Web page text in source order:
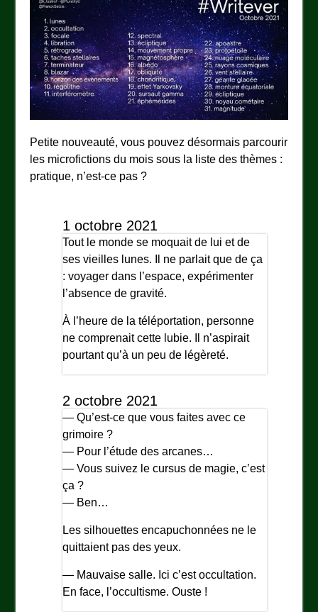
Petite nouveauté, vous pouvez désormais parcourir
les microfictions du mois sous la liste des thèmes :
pratique, n’est-ce pas ?
1 octobre 2021
Tout le monde se moquait de lui et de
ses vieilles lunes. Il ne parlait que de ça
: voyager dans l’espace, expérimenter
l’absence de gravité.
À l’heure de la téléportation, personne
ne comprenait cette lubie. Il n’aspirait
pourtant qu’à un peu de légèreté.
2 octobre 2021
— Qu’est-ce que vous faites avec ce
grimoire ?
— Pour l’étude des arcanes…
— Vous suivez le cursus de magie, c’est
ça ?
— Ben…
Les silhouettes encapuchonnées ne le
quittaient pas des yeux.
— Mauvaise salle. Ici c’est occultation.
En face, l’occultisme. Ouste !